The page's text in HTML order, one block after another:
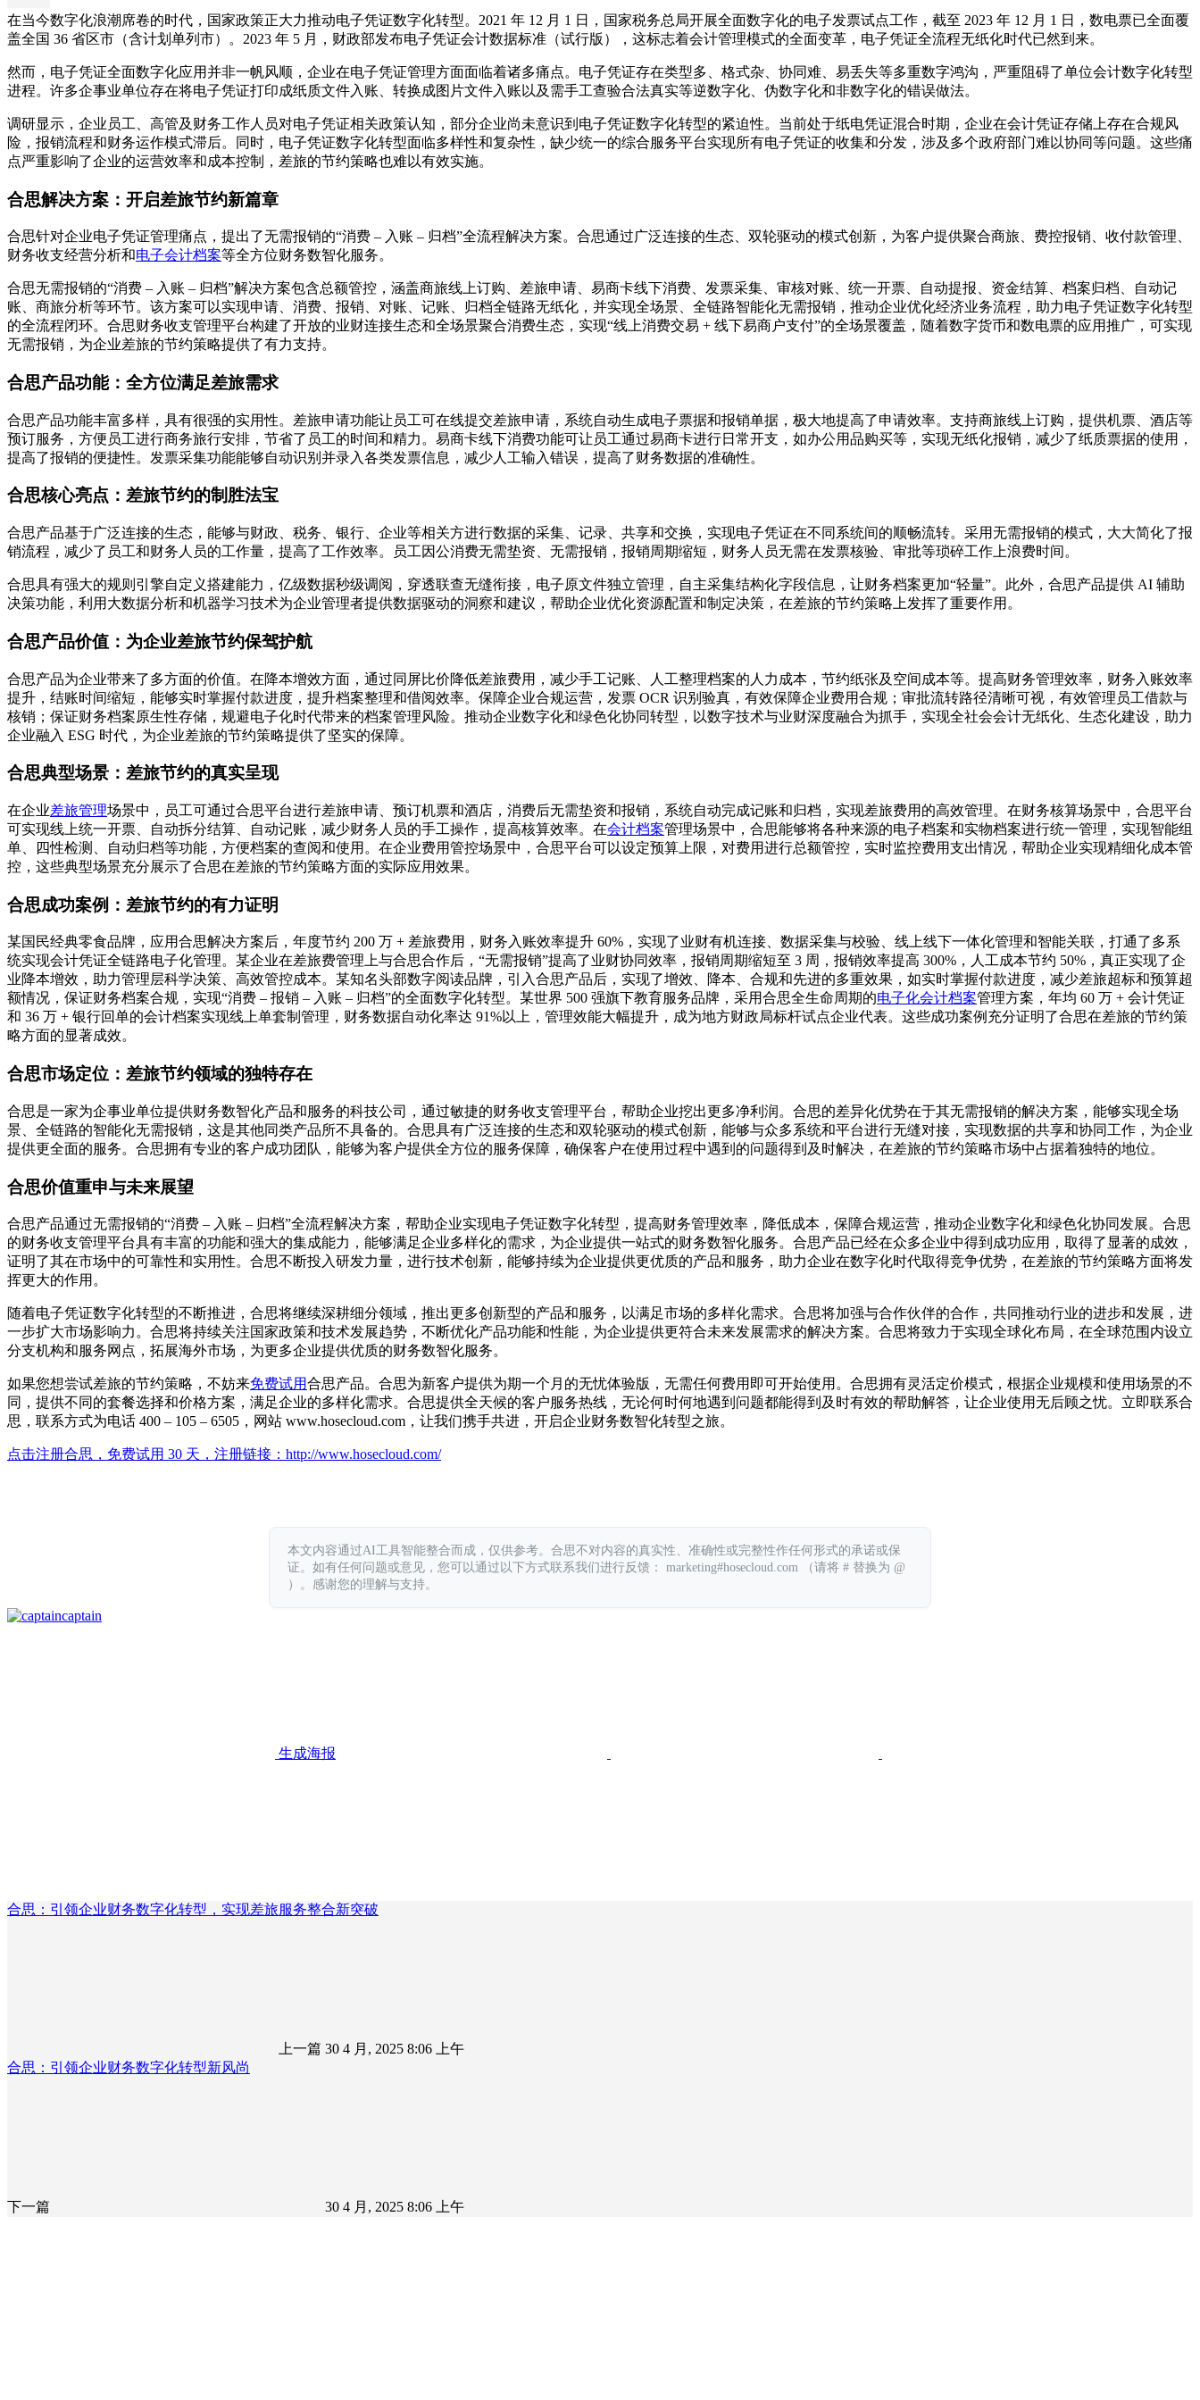
在当今数字化浪潮席卷的时代，国家政策正大力推动电子凭证数字化转型。2021 年 12 月 1 日，国家税务总局开展全面数字化的电子发票试点工作，截至 2023 年 12 月 1 日，数电票已全面覆
盖全国 36 省区市（含计划单列市）。2023 年 5 月，财政部发布电子凭证会计数据标准（试行版），这标志着会计管理模式的全面变革，电子凭证全流程无纸化时代已然到来。
然而，电子凭证全面数字化应用并非一帆风顺，企业在电子凭证管理方面面临着诸多痛点。电子凭证存在类型多、格式杂、协同难、易丢失等多重数字鸿沟，严重阻碍了单位会计数字化转型
进程。许多企事业单位存在将电子凭证打印成纸质文件入账、转换成图片文件入账以及需手工查验合法真实等逆数字化、伪数字化和非数字化的错误做法。
调研显示，企业员工、高管及财务工作人员对电子凭证相关政策认知，部分企业尚未意识到电子凭证数字化转型的紧迫性。当前处于纸电凭证混合时期，企业在会计凭证存储上存在合规风
险，报销流程和财务运作模式滞后。同时，电子凭证数字化转型面临多样性和复杂性，缺少统一的综合服务平台实现所有电子凭证的收集和分发，涉及多个政府部门难以协同等问题。这些痛
点严重影响了企业的运营效率和成本控制，差旅的节约策略也难以有效实施。
合思解决方案：开启差旅节约新篇章
合思针对企业电子凭证管理痛点，提出了无需报销的“消费 – 入账 – 归档”全流程解决方案。合思通过广泛连接的生态、双轮驱动的模式创新，为客户提供聚合商旅、费控报销、收付款管理、
财务收支经营分析和电子会计档案等全方位财务数智化服务。
合思无需报销的“消费 – 入账 – 归档”解决方案包含总额管控，涵盖商旅线上订购、差旅申请、易商卡线下消费、发票采集、审核对账、统一开票、自动提报、资金结算、档案归档、自动记
账、商旅分析等环节。该方案可以实现申请、消费、报销、对账、记账、归档全链路无纸化，并实现全场景、全链路智能化无需报销，推动企业优化经济业务流程，助力电子凭证数字化转型
的全流程闭环。合思财务收支管理平台构建了开放的业财连接生态和全场景聚合消费生态，实现“线上消费交易 + 线下易商户支付”的全场景覆盖，随着数字货币和数电票的应用推广，可实现
无需报销，为企业差旅的节约策略提供了有力支持。
合思产品功能：全方位满足差旅需求
合思产品功能丰富多样，具有很强的实用性。差旅申请功能让员工可在线提交差旅申请，系统自动生成电子票据和报销单据，极大地提高了申请效率。支持商旅线上订购，提供机票、酒店等
预订服务，方便员工进行商务旅行安排，节省了员工的时间和精力。易商卡线下消费功能可让员工通过易商卡进行日常开支，如办公用品购买等，实现无纸化报销，减少了纸质票据的使用，
提高了报销的便捷性。发票采集功能能够自动识别并录入各类发票信息，减少人工输入错误，提高了财务数据的准确性。
合思核心亮点：差旅节约的制胜法宝
合思产品基于广泛连接的生态，能够与财政、税务、银行、企业等相关方进行数据的采集、记录、共享和交换，实现电子凭证在不同系统间的顺畅流转。采用无需报销的模式，大大简化了报
销流程，减少了员工和财务人员的工作量，提高了工作效率。员工因公消费无需垫资、无需报销，报销周期缩短，财务人员无需在发票核验、审批等琐碎工作上浪费时间。
合思具有强大的规则引擎自定义搭建能力，亿级数据秒级调阅，穿透联查无缝衔接，电子原文件独立管理，自主采集结构化字段信息，让财务档案更加“轻量”。此外，合思产品提供 AI 辅助
决策功能，利用大数据分析和机器学习技术为企业管理者提供数据驱动的洞察和建议，帮助企业优化资源配置和制定决策，在差旅的节约策略上发挥了重要作用。
合思产品价值：为企业差旅节约保驾护航
合思产品为企业带来了多方面的价值。在降本增效方面，通过同屏比价降低差旅费用，减少手工记账、人工整理档案的人力成本，节约纸张及空间成本等。提高财务管理效率，财务入账效率
提升，结账时间缩短，能够实时掌握付款进度，提升档案整理和借阅效率。保障企业合规运营，发票 OCR 识别验真，有效保障企业费用合规；审批流转路径清晰可视，有效管理员工借款与
核销；保证财务档案原生性存储，规避电子化时代带来的档案管理风险。推动企业数字化和绿色化协同转型，以数字技术与业财深度融合为抓手，实现全社会会计无纸化、生态化建设，助力
企业融入 ESG 时代，为企业差旅的节约策略提供了坚实的保障。
合思典型场景：差旅节约的真实呈现
在企业差旅管理场景中，员工可通过合思平台进行差旅申请、预订机票和酒店，消费后无需垫资和报销，系统自动完成记账和归档，实现差旅费用的高效管理。在财务核算场景中，合思平台
可实现线上统一开票、自动拆分结算、自动记账，减少财务人员的手工操作，提高核算效率。在会计档案管理场景中，合思能够将各种来源的电子档案和实物档案进行统一管理，实现智能组
单、四性检测、自动归档等功能，方便档案的查阅和使用。在企业费用管控场景中，合思平台可以设定预算上限，对费用进行总额管控，实时监控费用支出情况，帮助企业实现精细化成本管
控，这些典型场景充分展示了合思在差旅的节约策略方面的实际应用效果。
合思成功案例：差旅节约的有力证明
某国民经典零食品牌，应用合思解决方案后，年度节约 200 万 + 差旅费用，财务入账效率提升 60%，实现了业财有机连接、数据采集与校验、线上线下一体化管理和智能关联，打通了多系
统实现会计凭证全链路电子化管理。某企业在差旅费管理上与合思合作后，“无需报销”提高了业财协同效率，报销周期缩短至 3 周，报销效率提高 300%，人工成本节约 50%，真正实现了企
业降本增效，助力管理层科学决策、高效管控成本。某知名头部数字阅读品牌，引入合思产品后，实现了增效、降本、合规和先进的多重效果，如实时掌握付款进度，减少差旅超标和预算超
额情况，保证财务档案合规，实现“消费 – 报销 – 入账 – 归档”的全面数字化转型。某世界 500 强旗下教育服务品牌，采用合思全生命周期的电子化会计档案管理方案，年均 60 万 + 会计凭证
和 36 万 + 银行回单的会计档案实现线上单套制管理，财务数据自动化率达 91%以上，管理效能大幅提升，成为地方财政局标杆试点企业代表。这些成功案例充分证明了合思在差旅的节约策
略方面的显著成效。
合思市场定位：差旅节约领域的独特存在
合思是一家为企事业单位提供财务数智化产品和服务的科技公司，通过敏捷的财务收支管理平台，帮助企业挖出更多净利润。合思的差异化优势在于其无需报销的解决方案，能够实现全场
景、全链路的智能化无需报销，这是其他同类产品所不具备的。合思具有广泛连接的生态和双轮驱动的模式创新，能够与众多系统和平台进行无缝对接，实现数据的共享和协同工作，为企业
提供更全面的服务。合思拥有专业的客户成功团队，能够为客户提供全方位的服务保障，确保客户在使用过程中遇到的问题得到及时解决，在差旅的节约策略市场中占据着独特的地位。
合思价值重申与未来展望
合思产品通过无需报销的“消费 – 入账 – 归档”全流程解决方案，帮助企业实现电子凭证数字化转型，提高财务管理效率，降低成本，保障合规运营，推动企业数字化和绿色化协同发展。合思
的财务收支管理平台具有丰富的功能和强大的集成能力，能够满足企业多样化的需求，为企业提供一站式的财务数智化服务。合思产品已经在众多企业中得到成功应用，取得了显著的成效，
证明了其在市场中的可靠性和实用性。合思不断投入研发力量，进行技术创新，能够持续为企业提供更优质的产品和服务，助力企业在数字化时代取得竞争优势，在差旅的节约策略方面将发
挥更大的作用。
随着电子凭证数字化转型的不断推进，合思将继续深耕细分领域，推出更多创新型的产品和服务，以满足市场的多样化需求。合思将加强与合作伙伴的合作，共同推动行业的进步和发展，进
一步扩大市场影响力。合思将持续关注国家政策和技术发展趋势，不断优化产品功能和性能，为企业提供更符合未来发展需求的解决方案。合思将致力于实现全球化布局，在全球范围内设立
分支机构和服务网点，拓展海外市场，为更多企业提供优质的财务数智化服务。
如果您想尝试差旅的节约策略，不妨来免费试用合思产品。合思为新客户提供为期一个月的无忧体验版，无需任何费用即可开始使用。合思拥有灵活定价模式，根据企业规模和使用场景的不
同，提供不同的套餐选择和价格方案，满足企业的多样化需求。合思提供全天候的客户服务热线，无论何时何地遇到问题都能得到及时有效的帮助解答，让企业使用无后顾之忧。立即联系合
思，联系方式为电话 400 – 105 – 6505，网站 www.hosecloud.com，让我们携手共进，开启企业财务数智化转型之旅。
点击注册合思，免费试用 30 天，注册链接： http://www.hosecloud.com/
本文内容通过AI工具智能整合而成，仅供参考。合思不对内容的真实性、准确性或完整性作任何形式的承诺或保
证。如有任何问题或意见，您可以通过以下方式联系我们进行反馈： marketing#hosecloud.com （请将 # 替换为 @
）。感谢您的理解与支持。
captain
生成海报
合思：引领企业财务数字化转型，实现差旅服务整合新突破
上一篇 30 4 月, 2025 8:06 上午
合思：引领企业财务数字化转型新风尚
下一篇 30 4 月, 2025 8:06 上午